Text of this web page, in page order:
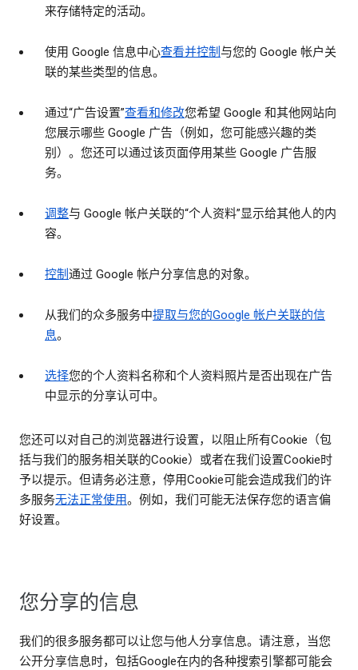
来存储特定的活动。
使用 Google 信息中心查看并控制与您的 Google 帐户关
联的某些类型的信息。
通过“广告设置”查看和修改您希望 Google 和其他网站向
您展示哪些 Google 广告（例如，您可能感兴趣的类
别）。您还可以通过该页面停用某些 Google 广告服
务。
调整与 Google 帐户关联的“个人资料”显示给其他人的内
容。
控制通过 Google 帐户分享信息的对象。
从我们的众多服务中提取与您的Google 帐户关联的信
息。
选择您的个人资料名称和个人资料照片是否出现在广告
中显示的分享认可中。
您还可以对自己的浏览器进行设置，以阻止所有Cookie（包
括与我们的服务相关联的Cookie）或者在我们设置Cookie时
予以提示。但请务必注意，停用Cookie可能会造成我们的许
多服务无法正常使用。例如，我们可能无法保存您的语言偏
好设置。
您分享的信息
我们的很多服务都可以让您与他人分享信息。请注意，当您
公开分享信息时，包括Google在内的各种搜索引擎都可能会